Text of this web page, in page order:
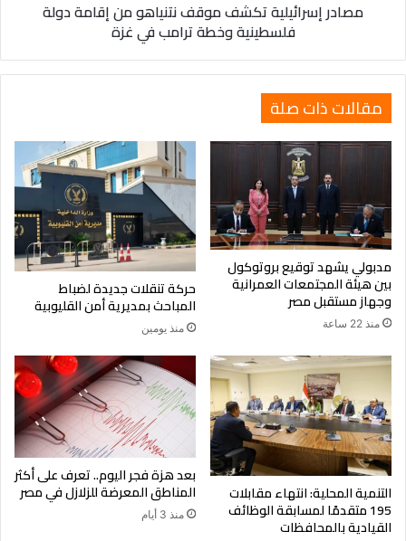
مصادر إسرائيلية تكشف موقف نتنياهو من إقامة دولة
فلسطينية وخطة ترامب في غزة
مقالات ذات صلة
مدبولي يشهد توقيع بروتوكول
بين هيئة المجتمعات العمرانية
وجهاز مستقبل مصر
منذ 22 ساعة
حركة تنقلات جديدة لضباط
المباحث بمديرية أمن القليوبية
منذ يومين
التنمية المحلية: انتهاء مقابلات
195 متقدمًا لمسابقة الوظائف
القيادية بالمحافظات
بعد هزة فجر اليوم.. تعرف على أكثر
المناطق المعرضة للزلازل في مصر
منذ 3 أيام